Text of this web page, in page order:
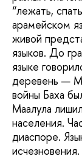
“лежать,
арамейском
живой
языков. До
языке
деревень —
войны Баха
Маалула
населения.
диаспоре.
исчезновения.